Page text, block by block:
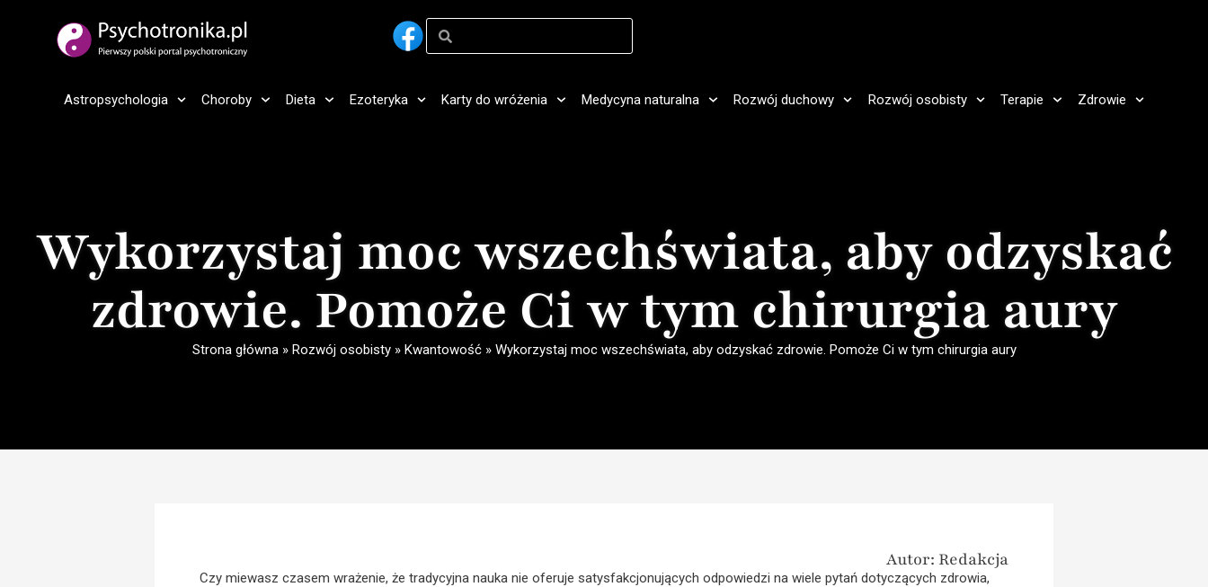
Astropsychologia Choroby Dieta Ezoteryka Karty do wróżenia Medycyna naturalna Rozwój duchowy Rozwój osobisty Terapie Zdrowie
Wykorzystaj moc wszechświata, aby odzyskać
zdrowie. Pomoże Ci w tym chirurgia aury
Strona główna» Rozwój osobisty» Kwantowość» Wykorzystaj moc wszechświata, aby odzyskać zdrowie. Pomoże Ci w tym chirurgia aury
Autor: Redakcja
Czy miewasz czasem wrażenie, że tradycyjna nauka nie oferuje satysfakcjonujących odpowiedzi na wiele pytań dotyczących zdrowia,